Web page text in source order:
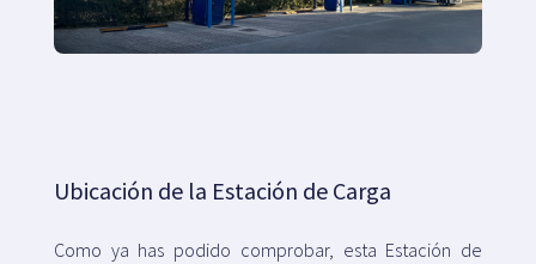
Ubicación de la Estación de Carga
Como ya has podido comprobar, esta Estación de